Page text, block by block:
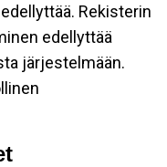
Rekisterin
edellyttää
järjestelmään.